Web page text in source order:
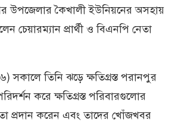
উপজেলার কৈখালী ইউনিয়নের অসহায়
চেয়ারম্যান প্রার্থী ও বিএনপি নেতা
সকালে তিনি ঝড়ে ক্ষতিগ্রস্ত পরানপুর
করে ক্ষতিগ্রস্ত পরিবারগুলোর
প্রদান করেন এবং তাদের খোঁজখবর